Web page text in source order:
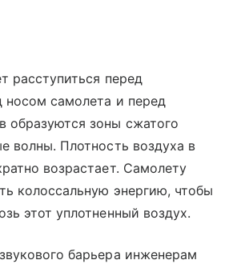
расступиться перед
самолета и перед
образуются зоны сжатого
волны. Плотность воздуха в
возрастает. Самолету
колоссальную энергию, чтобы
этот уплотненный воздух.
барьера инженерам